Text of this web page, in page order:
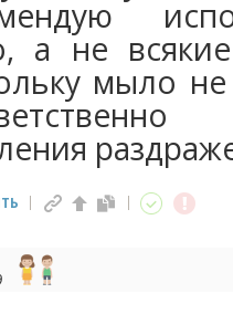
а не
мыло